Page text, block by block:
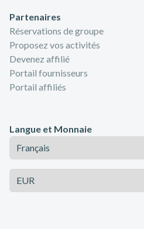
Partenaires
Réservations de groupe
Proposez vos activités
Devenez affilié
Portail fournisseurs
Portail affiliés
Langue et Monnaie